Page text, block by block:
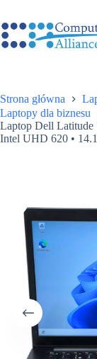
treści
Strona główna
Laptopy dla biznesu
Laptop Dell Latitude
Intel UHD 620 •